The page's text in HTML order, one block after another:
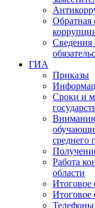
Обратная
Сведения
ГИА
Приказы
Сроки и
среднего
Работа
области
Итоговое
Итоговое
Телефоны